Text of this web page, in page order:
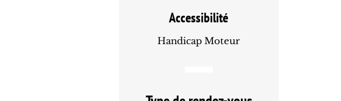
Accessibilité
Handicap Moteur